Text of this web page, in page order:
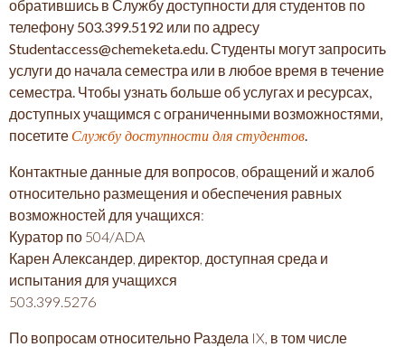
обратившись в Службу доступности для студентов по
телефону 503.399.5192 или по адресу
Studentaccess@chemeketa.edu. Студенты могут запросить
услуги до начала семестра или в любое время в течение
семестра. Чтобы узнать больше об услугах и ресурсах,
доступных учащимся с ограниченными возможностями,
посетите Службу доступности для студентов.
Контактные данные для вопросов, обращений и жалоб
относительно размещения и обеспечения равных
возможностей для учащихся:
Куратор по 504/ADA
Карен Александер, директор, доступная среда и
испытания для учащихся
503.399.5276
По вопросам относительно Раздела IX, в том числе